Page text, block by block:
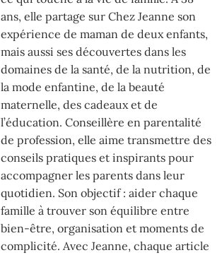
ans, elle partage sur Chez Jeanne son
expérience de maman de deux enfants,
mais aussi ses découvertes dans les
domaines de la santé, de la nutrition, de
la mode enfantine, de la beauté
maternelle, des cadeaux et de
l’éducation. Conseillère en parentalité
de profession, elle aime transmettre des
conseils pratiques et inspirants pour
accompagner les parents dans leur
quotidien. Son objectif : aider chaque
famille à trouver son équilibre entre
bien-être, organisation et moments de
complicité. Avec Jeanne, chaque article